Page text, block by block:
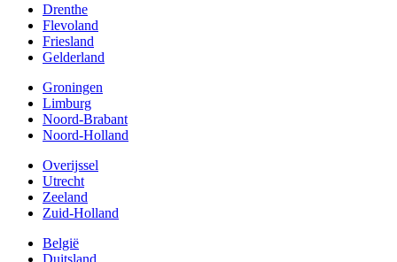
Drenthe
Flevoland
Friesland
Gelderland
Groningen
Limburg
Noord-Brabant
Noord-Holland
Overijssel
Utrecht
Zeeland
Zuid-Holland
België
Duitsland